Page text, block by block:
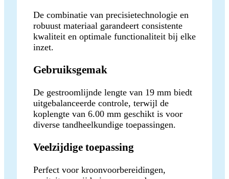
De combinatie van precisietechnologie en
robuust materiaal garandeert consistente
kwaliteit en optimale functionaliteit bij elke
inzet.
Gebruiksgemak
De gestroomlijnde lengte van 19 mm biedt
uitgebalanceerde controle, terwijl de
koplengte van 6.00 mm geschikt is voor
diverse tandheelkundige toepassingen.
Veelzijdige toepassing
Perfect voor kroonvoorbereidingen,